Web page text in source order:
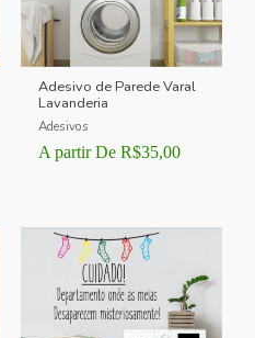
Adesivo de Parede Varal
Lavanderia
Adesivos
A partir De R$35,00